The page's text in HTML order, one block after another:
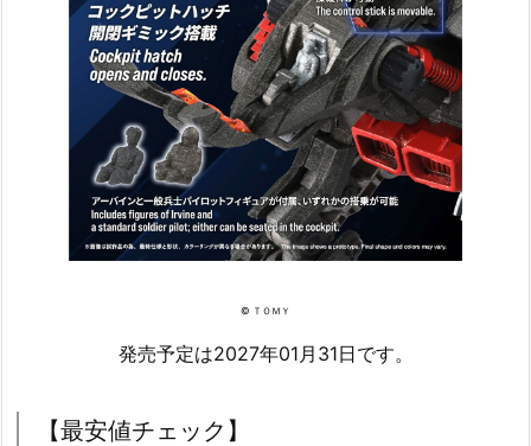
© ＴＯＭＹ
発売予定は2027年01月31日です。
【最安値チェック】